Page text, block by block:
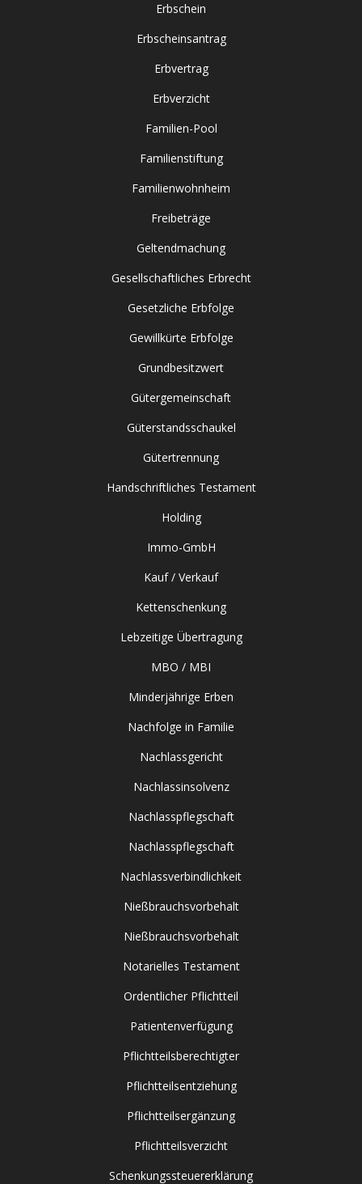
Erbschein
Erbscheinsantrag
Erbvertrag
Erbverzicht
Familien-Pool
Familienstiftung
Familienwohnheim
Freibeträge
Geltendmachung
Gesellschaftliches Erbrecht
Gesetzliche Erbfolge
Gewillkürte Erbfolge
Grundbesitzwert
Gütergemeinschaft
Güterstandsschaukel
Gütertrennung
Handschriftliches Testament
Holding
Immo-GmbH
Kauf / Verkauf
Kettenschenkung
Lebzeitige Übertragung
MBO / MBI
Minderjährige Erben
Nachfolge in Familie
Nachlassgericht
Nachlassinsolvenz
Nachlasspflegschaft
Nachlasspflegschaft
Nachlassverbindlichkeit
Nießbrauchsvorbehalt
Nießbrauchsvorbehalt
Notarielles Testament
Ordentlicher Pflichtteil
Patientenverfügung
Pflichtteilsberechtigter
Pflichtteilsentziehung
Pflichtteilsergänzung
Pflichtteilsverzicht
Schenkungssteuererklärung